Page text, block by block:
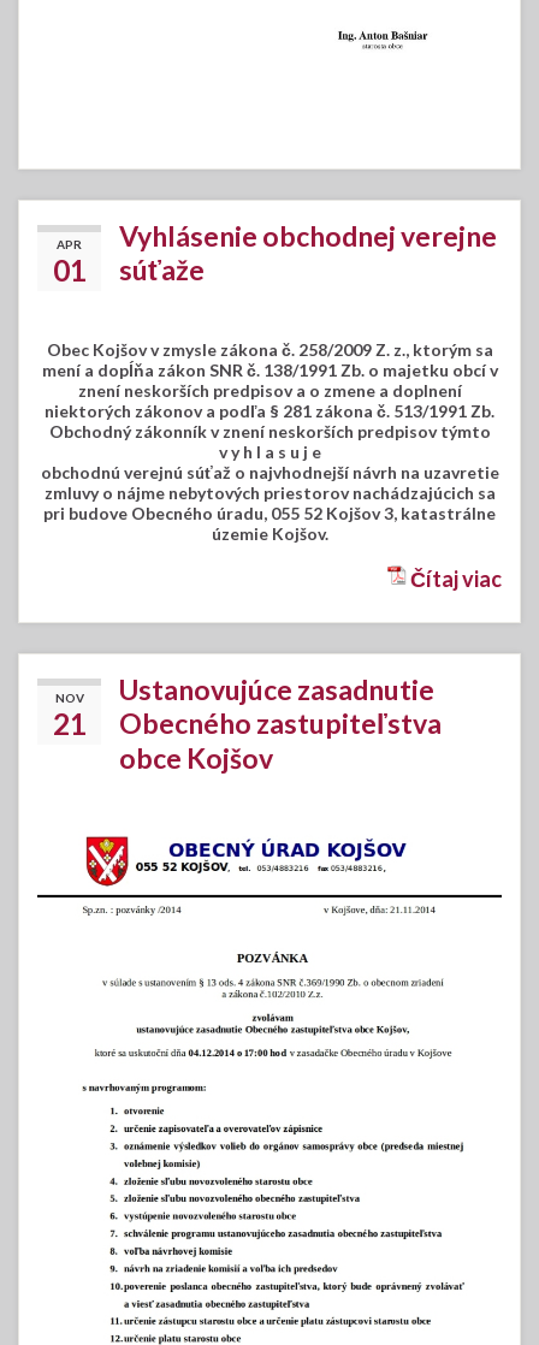
APR
01
Vyhlásenie obchodnej verejne
súťaže
Obec Kojšov v zmysle zákona č. 258/2009 Z. z., ktorým sa
mení a dopĺňa zákon SNR č. 138/1991 Zb. o majetku obcí v
znení neskorších predpisov a o zmene a doplnení
niektorých zákonov a podľa § 281 zákona č. 513/1991 Zb.
Obchodný zákonník v znení neskorších predpisov týmto
v y h l a s u j e
obchodnú verejnú súťaž o najvhodnejší návrh na uzavretie
zmluvy o nájme nebytových priestorov nachádzajúcich sa
pri budove Obecného úradu, 055 52 Kojšov 3, katastrálne
územie Kojšov.
Čítaj viac
NOV
21
Ustanovujúce zasadnutie
Obecného zastupiteľstva
obce Kojšov